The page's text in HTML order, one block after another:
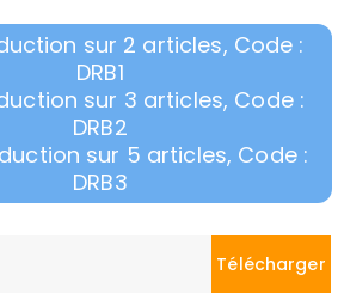
sur 2 articles, Code :
DRB1
sur 3 articles, Code :
DRB2
sur 5 articles, Code :
DRB3
Télécharger